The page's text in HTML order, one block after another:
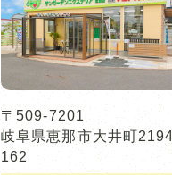
〒509-7201
岐阜県恵那市大井町
162